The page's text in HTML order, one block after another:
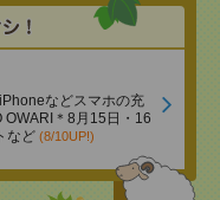
などスマホの充
OWARI＊8月15日・16
など (8/10UP!)